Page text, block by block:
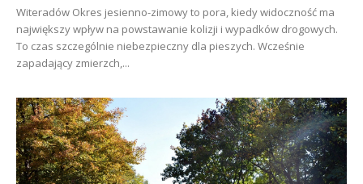
Witeradów Okres jesienno-zimowy to pora, kiedy widoczność ma
największy wpływ na powstawanie kolizji i wypadków drogowych.
To czas szczególnie niebezpieczny dla pieszych. Wcześnie
zapadający zmierzch,...